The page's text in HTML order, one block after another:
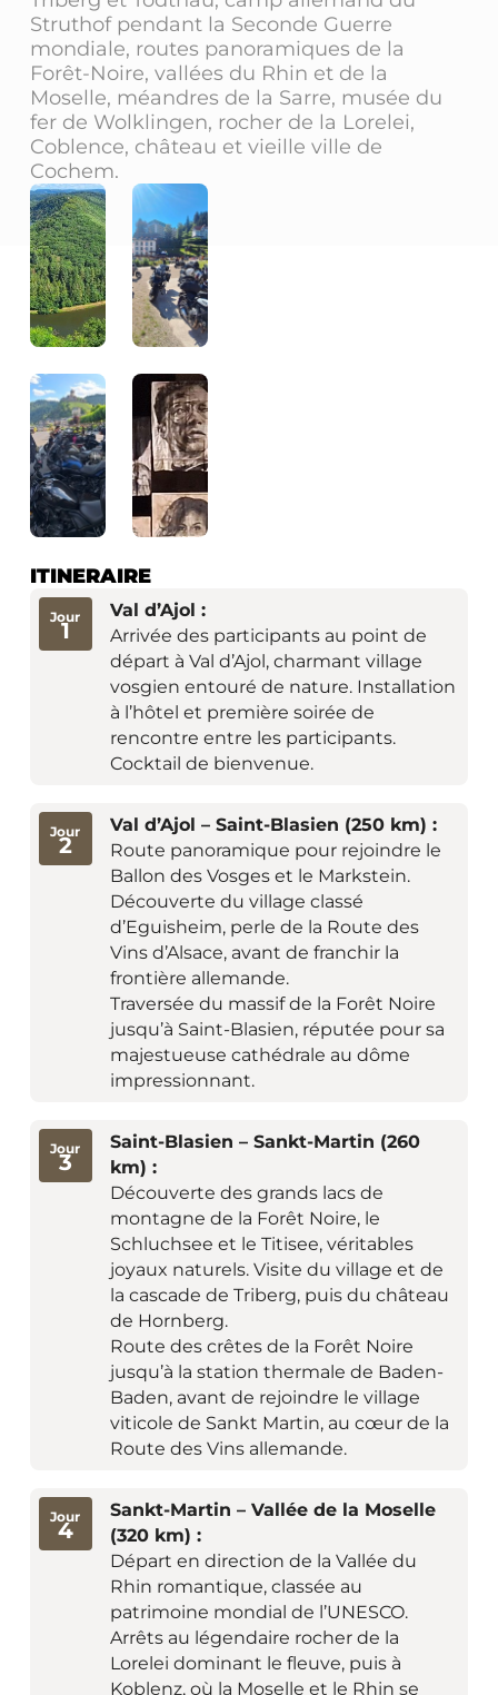
Struthof pendant la Seconde Guerre
mondiale, routes panoramiques de la
Forêt-Noire, vallées du Rhin et de la
Moselle, méandres de la Sarre, musée du
fer de Wolklingen, rocher de la Lorelei,
Coblence, château et vieille ville de
Cochem.
ITINERAIRE
Jour
1
Val d’Ajol :
Arrivée des participants au point de
départ à Val d’Ajol, charmant village
vosgien entouré de nature. Installation
à l’hôtel et première soirée de
rencontre entre les participants.
Cocktail de bienvenue.
Jour
2
Val d’Ajol – Saint-Blasien (250 km) :
Route panoramique pour rejoindre le
Ballon des Vosges et le Markstein.
Découverte du village classé
d’Eguisheim, perle de la Route des
Vins d’Alsace, avant de franchir la
frontière allemande.
Traversée du massif de la Forêt Noire
jusqu’à Saint-Blasien, réputée pour sa
majestueuse cathédrale au dôme
impressionnant.
Jour
3
Saint-Blasien – Sankt-Martin (260
km) :
Découverte des grands lacs de
montagne de la Forêt Noire, le
Schluchsee et le Titisee, véritables
joyaux naturels. Visite du village et de
la cascade de Triberg, puis du château
de Hornberg.
Route des crêtes de la Forêt Noire
jusqu’à la station thermale de Baden-
Baden, avant de rejoindre le village
viticole de Sankt Martin, au cœur de la
Route des Vins allemande.
Jour
4
Sankt-Martin – Vallée de la Moselle
(320 km) :
Départ en direction de la Vallée du
Rhin romantique, classée au
patrimoine mondial de l’UNESCO.
Arrêts au légendaire rocher de la
Lorelei dominant le fleuve, puis à
Koblenz, où la Moselle et le Rhin se